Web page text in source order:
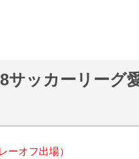
サッカーリーグ
ーオフ出場）